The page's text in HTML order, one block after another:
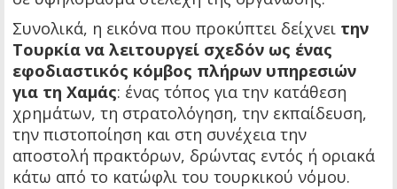
Συνολικά, η εικόνα που προκύπτει δείχνει την
Τουρκία να λειτουργεί σχεδόν ως ένας
εφοδιαστικός κόμβος πλήρων υπηρεσιών
για τη Χαμάς: ένας τόπος για την κατάθεση
χρημάτων, τη στρατολόγηση, την εκπαίδευση,
την πιστοποίηση και στη συνέχεια την
αποστολή πρακτόρων, δρώντας εντός ή οριακά
κάτω από το κατώφλι του τουρκικού νόμου.